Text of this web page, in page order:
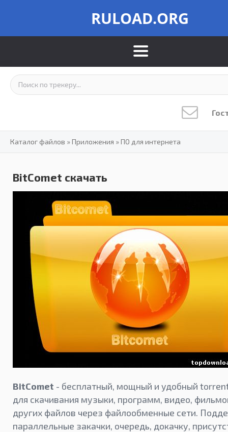
RULOAD.ORG
Каталог файлов »Приложения »ПО для интернета
BitComet скачать
BitComet - бесплатный, мощный и удобный
для скачивания музыки, программ, видео,
других файлов через файлообменные сети.
параллельные закачки, очередь, докачку,